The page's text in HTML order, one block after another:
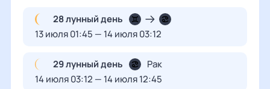
28 лунный день
13 июля 01:45 — 14 июля 03:12
29 лунный день
Рак
14 июля 03:12 — 14 июля 12:45